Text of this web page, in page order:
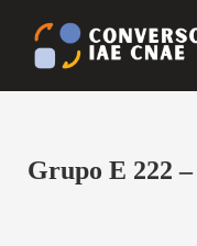
Conversor IAE
Grupo E 222